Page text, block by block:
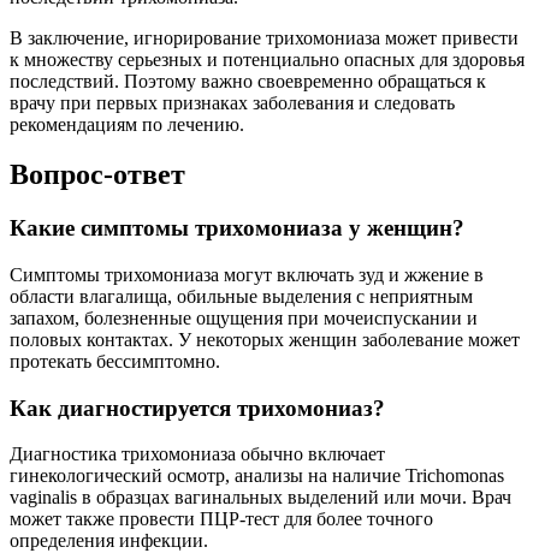
В заключение, игнорирование трихомониаза может привести
к множеству серьезных и потенциально опасных для здоровья
последствий. Поэтому важно своевременно обращаться к
врачу при первых признаках заболевания и следовать
рекомендациям по лечению.
Вопрос-ответ
Какие симптомы трихомониаза у женщин?
Симптомы трихомониаза могут включать зуд и жжение в
области влагалища, обильные выделения с неприятным
запахом, болезненные ощущения при мочеиспускании и
половых контактах. У некоторых женщин заболевание может
протекать бессимптомно.
Как диагностируется трихомониаз?
Диагностика трихомониаза обычно включает
гинекологический осмотр, анализы на наличие Trichomonas
vaginalis в образцах вагинальных выделений или мочи. Врач
может также провести ПЦР-тест для более точного
определения инфекции.